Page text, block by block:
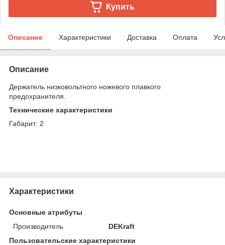
Купить
Описание Характеристики Доставка Оплата
Описание
Держатель низковольтного ножевого плавкого
предохранителя.
Технические характеристики
Габарит: 2
Характеристики
Основные атрибуты
Производитель
DEKraft
Пользовательские характеристики